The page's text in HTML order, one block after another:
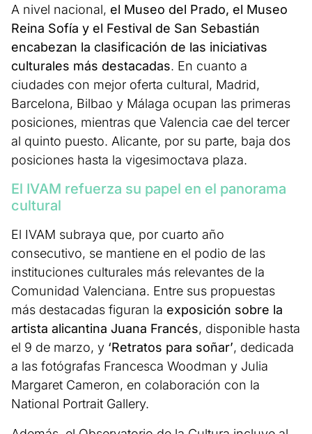
A nivel nacional, el Museo del Prado, el Museo
Reina Sofía y el Festival de San Sebastián
encabezan la clasificación de las iniciativas
culturales más destacadas. En cuanto a
ciudades con mejor oferta cultural, Madrid,
Barcelona, Bilbao y Málaga ocupan las primeras
posiciones, mientras que Valencia cae del tercer
al quinto puesto. Alicante, por su parte, baja dos
posiciones hasta la vigesimoctava plaza.
El IVAM refuerza su papel en el panorama
cultural
El IVAM subraya que, por cuarto año
consecutivo, se mantiene en el podio de las
instituciones culturales más relevantes de la
Comunidad Valenciana. Entre sus propuestas
más destacadas figuran la exposición sobre la
artista alicantina Juana Francés, disponible hasta
el 9 de marzo, y ‘Retratos para soñar’, dedicada
a las fotógrafas Francesca Woodman y Julia
Margaret Cameron, en colaboración con la
National Portrait Gallery.